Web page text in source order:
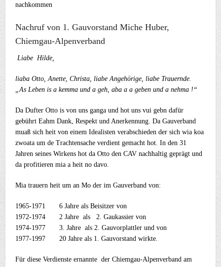
nachkommen
Nachruf von 1. Gauvorstand Miche Huber,
Chiemgau-Alpenverband
Liabe Hilde,
liaba Otto, Anette, Christa, liabe Angehörige, liabe Trauernde.
„As Leben is a kemma und a geh, aba a a geben und a nehma !“
Da Dufter Otto is von uns ganga und hot uns vui gebn dafür
gebührt Eahm Dank, Respekt und Anerkennung. Da Gauverband
muaß sich heit von einem Idealisten verabschieden der sich wia koa
zwoata um de Trachtensache verdient gemacht hot. In den 31
Jahren seines Wirkens hot da Otto den CAV nachhaltig geprägt und
da profitieren mia a heit no davo.
Mia trauern heit um an Mo der im Gauverband von:
1965-1971 6 Jahre als Beisitzer von
1972-1974 2 Jahre als 2. Gaukassier von
1974-1977 3. Jahre als 2. Gauvorplattler und von
1977-1997 20 Jahre als 1. Gauvorstand wirkte.
Für diese Verdienste ernannte der Chiemgau-Alpenverband am